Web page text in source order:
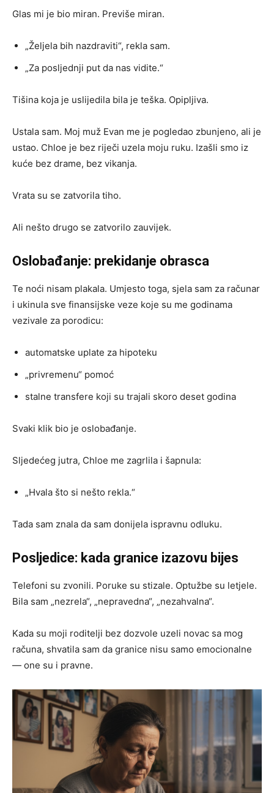
Glas mi je bio miran. Previše miran.
„Željela bih nazdraviti“, rekla sam.
„Za posljednji put da nas vidite.“
Tišina koja je uslijedila bila je teška. Opipljiva.
Ustala sam. Moj muž Evan me je pogledao zbunjeno, ali je
ustao. Chloe je bez riječi uzela moju ruku. Izašli smo iz
kuće bez drame, bez vikanja.
Vrata su se zatvorila tiho.
Ali nešto drugo se zatvorilo zauvijek.
Oslobađanje: prekidanje obrasca
Te noći nisam plakala. Umjesto toga, sjela sam za računar
i ukinula sve finansijske veze koje su me godinama
vezivale za porodicu:
automatske uplate za hipoteku
„privremenu“ pomoć
stalne transfere koji su trajali skoro deset godina
Svaki klik bio je oslobađanje.
Sljedećeg jutra, Chloe me zagrlila i šapnula:
„Hvala što si nešto rekla.“
Tada sam znala da sam donijela ispravnu odluku.
Posljedice: kada granice izazovu bijes
Telefoni su zvonili. Poruke su stizale. Optužbe su letjele.
Bila sam „nezrela“, „nepravedna“, „nezahvalna“.
Kada su moji roditelji bez dozvole uzeli novac sa mog
računa, shvatila sam da granice nisu samo emocionalne
— one su i pravne.